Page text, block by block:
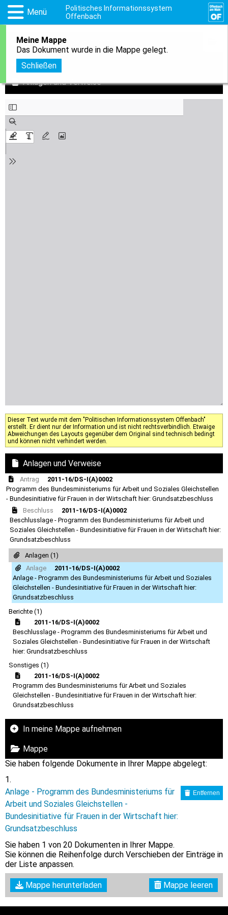
Menü
Politisches Informationssystem
Offenbach
Meine Mappe
Das Dokument wurde in die Mappe gelegt.
Schließen
In meine Mappe aufnehmen
Download
Anlagen und Verweise
Dieser Text wurde mit dem "Politischen Informationssystem Offenbach"
erstellt. Er dient nur der Information und ist nicht rechtsverbindlich. Etwaige
Abweichungen des Layouts gegenüber dem Original sind technisch bedingt
und können nicht verhindert werden.
Anlagen und Verweise
Antrag
2011-16/DS-I(A)0002
Programm des Bundesministeriums für Arbeit und Soziales Gleichstellen
- Bundesinitiative für Frauen in der Wirtschaft hier: Grundsatzbeschluss
Beschluss
2011-16/DS-I(A)0002
Beschlusslage - Programm des Bundesministeriums für Arbeit und
Soziales Gleichstellen - Bundesinitiative für Frauen in der Wirtschaft hier:
Grundsatzbeschluss
Anlagen (1)
Anlage
2011-16/DS-I(A)0002
Anlage - Programm des Bundesministeriums für Arbeit und Soziales
Gleichstellen - Bundesinitiative für Frauen in der Wirtschaft hier:
Grundsatzbeschluss
Berichte (1)
2011-16/DS-I(A)0002
Beschlusslage - Programm des Bundesministeriums für Arbeit und
Soziales Gleichstellen - Bundesinitiative für Frauen in der Wirtschaft
hier: Grundsatzbeschluss
Sonstiges (1)
2011-16/DS-I(A)0002
Programm des Bundesministeriums für Arbeit und Soziales
Gleichstellen - Bundesinitiative für Frauen in der Wirtschaft hier:
Grundsatzbeschluss
In meine Mappe aufnehmen
Mappe
Sie haben folgende Dokumente in Ihrer Mappe abgelegt:
Anlage - Programm des Bundesministeriums für
Arbeit und Soziales Gleichstellen -
Bundesinitiative für Frauen in der Wirtschaft hier:
Grundsatzbeschluss
Entfernen
Sie haben 1 von 20 Dokumenten in Ihrer Mappe.
Sie können die Reihenfolge durch Verschieben der Einträge in
der Liste anpassen.
Mappe herunterladen Mappe leeren